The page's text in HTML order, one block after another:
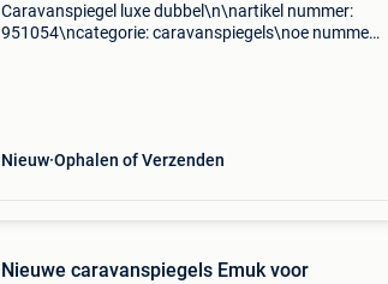
Caravanspiegel luxe dubbel\n\nartikel nummer:
951054\ncategorie: caravanspiegels\noe nummer:
Nieuw Ophalen of Verzenden
Nieuwe caravanspiegels Emuk voor